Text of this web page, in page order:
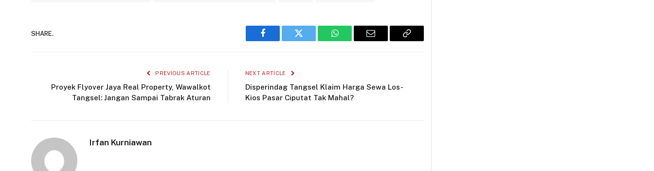
SHARE.
Facebook Twitter WhatsAppEmail
Copy
PREVIOUS ARTICLE
Proyek Flyover Jaya Real Property, Wawalkot
Tangsel: Jangan Sampai Tabrak Aturan
NEXT ARTICLE
Disperindag Tangsel Klaim Harga Sewa Los-
Kios Pasar Ciputat Tak Mahal?
Irfan Kurniawan